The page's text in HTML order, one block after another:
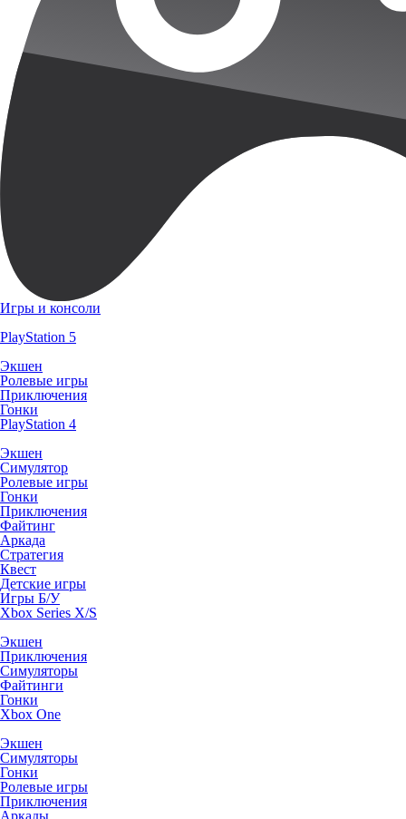
Игры и консоли
PlayStation 5
Экшен
Ролевые игры
Приключения
Гонки
PlayStation 4
Экшен
Симулятор
Ролевые игры
Гонки
Приключения
Файтинг
Аркада
Стратегия
Квест
Детские игры
Игры Б/У
Xbox Series X/S
Экшен
Приключения
Симуляторы
Файтинги
Гонки
Xbox One
Экшен
Симуляторы
Гонки
Ролевые игры
Приключения
Аркады